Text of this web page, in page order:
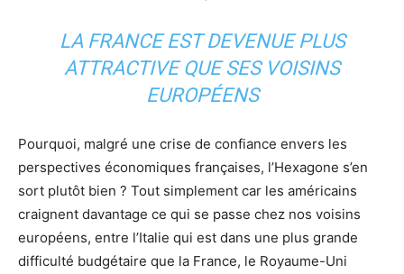
LA FRANCE EST DEVENUE PLUS
ATTRACTIVE QUE SES VOISINS
EUROPÉENS
Pourquoi, malgré une crise de confiance envers les
perspectives économiques françaises, l’Hexagone s’en
sort plutôt bien ? Tout simplement car les américains
craignent davantage ce qui se passe chez nos voisins
européens, entre l’Italie qui est dans une plus grande
difficulté budgétaire que la France, le Royaume-Uni